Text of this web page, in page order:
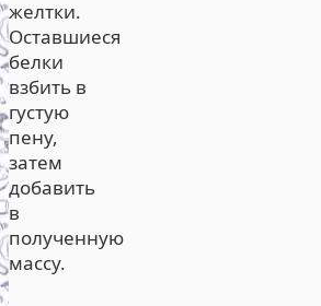
желтки.
Оставшиеся
белки
взбить в
густую
пену,
затем
добавить
в
полученную
массу.